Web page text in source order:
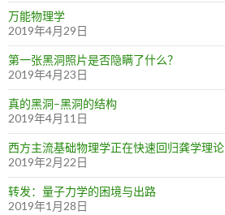
万能物理学
2019年4月29日
第一张黑洞照片是否隐瞒了什么？
2019年4月23日
真的黑洞–黑洞的结构
2019年4月11日
西方主流基础物理学正在快速回归龚学理论
2019年2月22日
转发：量子力学的困境与出路
2019年1月28日